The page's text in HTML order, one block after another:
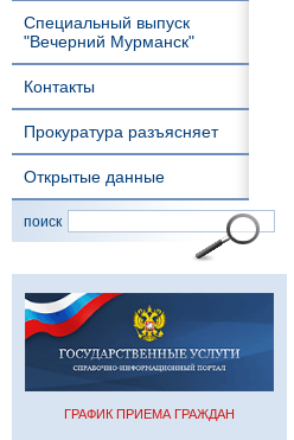
Специальный выпуск
"Вечерний Мурманск"
Контакты
Прокуратура разъясняет
Открытые данные
поиск
ГРАФИК ПРИЕМА ГРАЖДАН